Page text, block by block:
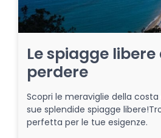
Le spiagge
perdere
Scopri le meraviglie della
sue splendide spiagge
perfetta per le tue esigenze.